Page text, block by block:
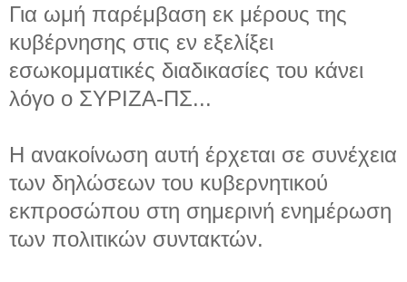
Για ωμή παρέμβαση εκ μέρους της
κυβέρνησης στις εν εξελίξει
εσωκομματικές διαδικασίες του κάνει
λόγο ο ΣΥΡΙΖΑ-ΠΣ...
Η ανακοίνωση αυτή έρχεται σε συνέχεια
των δηλώσεων του κυβερνητικού
εκπροσώπου στη σημερινή ενημέρωση
των πολιτικών συντακτών.